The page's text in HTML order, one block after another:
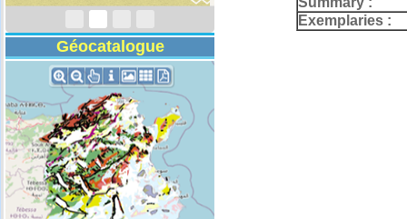
Géocatalogue
Exemplaries :